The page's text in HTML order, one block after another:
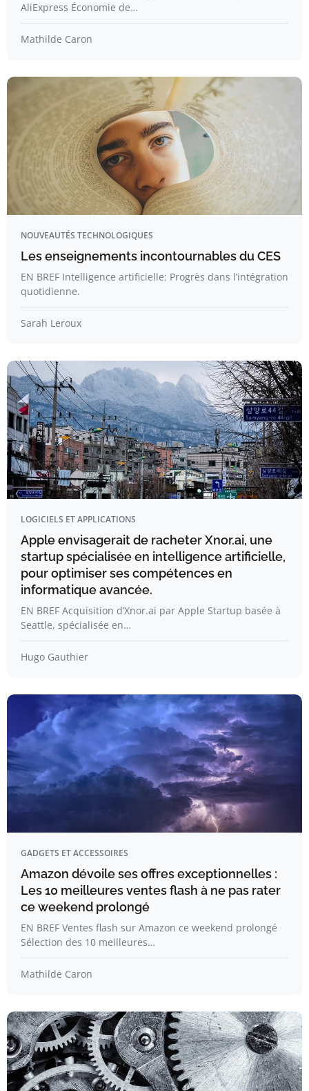
AliExpress Économie de…
Mathilde Caron
NOUVEAUTÉS TECHNOLOGIQUES
Les enseignements incontournables du CES
EN BREF Intelligence artificielle: Progrès dans l’intégration
quotidienne.
Sarah Leroux
LOGICIELS ET APPLICATIONS
Apple envisagerait de racheter Xnor.ai, une
startup spécialisée en intelligence artificielle,
pour optimiser ses compétences en
informatique avancée.
EN BREF Acquisition d’Xnor.ai par Apple Startup basée à
Seattle, spécialisée en…
Hugo Gauthier
GADGETS ET ACCESSOIRES
Amazon dévoile ses offres exceptionnelles :
Les 10 meilleures ventes flash à ne pas rater
ce weekend prolongé
EN BREF Ventes flash sur Amazon ce weekend prolongé
Sélection des 10 meilleures…
Mathilde Caron